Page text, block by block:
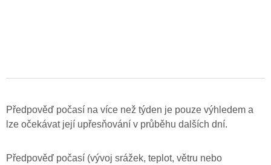
Předpověď počasí na více než týden je pouze výhledem a
lze očekávat její upřesňování v průběhu dalších dní.
Předpověď počasí (vývoj srážek, teplot, větru nebo